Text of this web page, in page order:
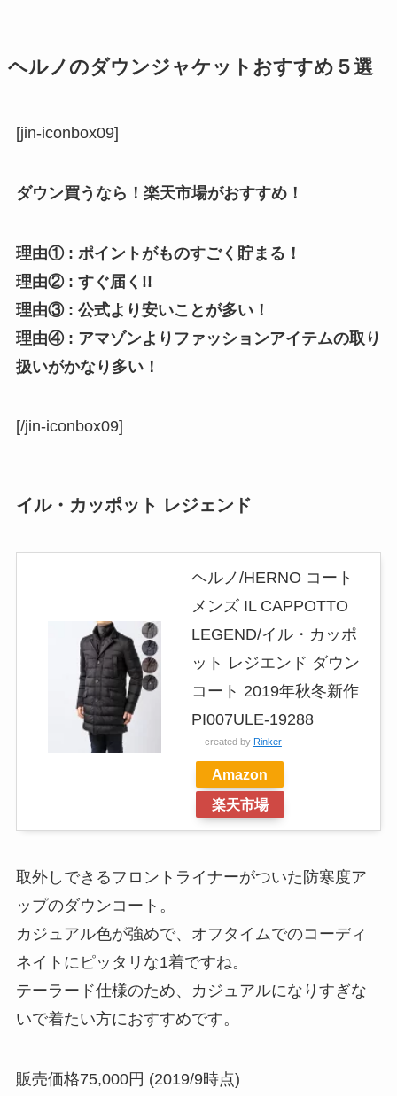
ヘルノのダウンジャケットおすすめ５選
[jin-iconbox09]
ダウン買うなら！楽天市場がおすすめ！
理由① : ポイントがものすごく貯まる！
理由② : すぐ届く!!
理由③ : 公式より安いことが多い！
理由④ : アマゾンよりファッションアイテムの取り
扱いがかなり多い！
[/jin-iconbox09]
イル・カッポット レジェンド
ヘルノ/HERNO コート
メンズ IL CAPPOTTO
LEGEND/イル・カッポ
ット レジエンド ダウン
コート 2019年秋冬新作
PI007ULE-19288
created by Rinker
Amazon
楽天市場
取外しできるフロントライナーがついた防寒度ア
ップのダウンコート。
カジュアル色が強めで、オフタイムでのコーディ
ネイトにピッタリな1着ですね。
テーラード仕様のため、カジュアルになりすぎな
いで着たい方におすすめです。
販売価格75,000円 (2019/9時点)